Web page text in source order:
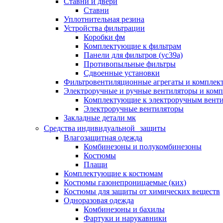
Ставни
Уплотнительная резина
Устройства фильтрации
Коробки фм
Комплектующие к фильтрам
Панели для фильтров (ус39а)
Противопыльные фильтры
Сдвоенные установки
Фильтровентиляционные агрегаты и
Электроручные и ручные вентиляторы и
Комплектующие к электроручным
Электроручные вентиляторы
Закладные детали мк
Средства индивидуальной защиты
Влагозащитная одежда
Комбинезоны и полукомбинезоны
Костюмы
Плащи
Комплектующие к костюмам
Костюмы газонепроницаемые (ких)
Костюмы для защиты от химических веществ
Одноразовая одежда
Комбинезоны и бахилы
Фартуки и нарукавники